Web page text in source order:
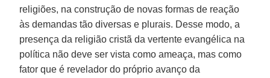
religiões, na construção de novas formas de reação
às demandas tão diversas e plurais. Desse modo, a
presença da religião cristã da vertente evangélica na
política não deve ser vista como ameaça, mas como
fator que é revelador do próprio avanço da